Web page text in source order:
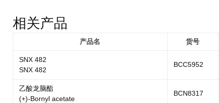
相关产品
产品名 货号
SNX 482
SNX 482
BCC5952
乙酸龙脑酯
(+)-Bornyl acetate
BCN8317